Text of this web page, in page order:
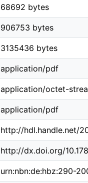
68692 bytes
906753 bytes
3135436 bytes
application/pdf
application/octet-
application/pdf
http://hdl.handle.net/
http://dx.doi.org/
urn:nbn:de:hbz:290-